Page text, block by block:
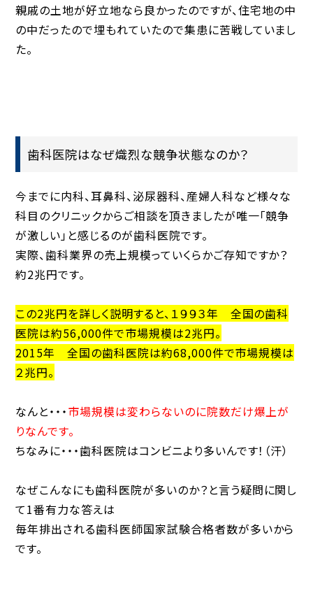
親戚の土地が好立地なら良かったのですが、住宅地の中
の中だったので埋もれていたので集患に苦戦していまし
た。
歯科医院はなぜ熾烈な競争状態なのか？
今までに内科、耳鼻科、泌尿器科、産婦人科など様々な
科目のクリニックからご相談を頂きましたが唯一「競争
が激しい」と感じるのが歯科医院です。
実際、歯科業界の売上規模っていくらかご存知ですか？
約2兆円です。
この2兆円を詳しく説明すると、１９９３年 全国の歯科
医院は約56,000件で市場規模は2兆円。
2015年 全国の歯科医院は約68,000件で市場規模は
２兆円。
なんと・・・市場規模は変わらないのに院数だけ爆上が
りなんです。
ちなみに・・・歯科医院はコンビニより多いんです！（汗）
なぜこんなにも歯科医院が多いのか？と言う疑問に関し
て1番有力な答えは
毎年排出される歯科医師国家試験合格者数が多いから
です。